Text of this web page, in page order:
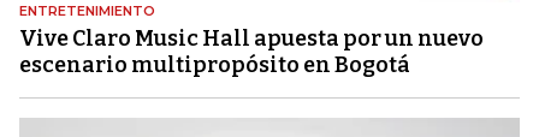
ENTRETENIMIENTO
Vive Claro Music Hall apuesta por un nuevo
escenario multipropósito en Bogotá